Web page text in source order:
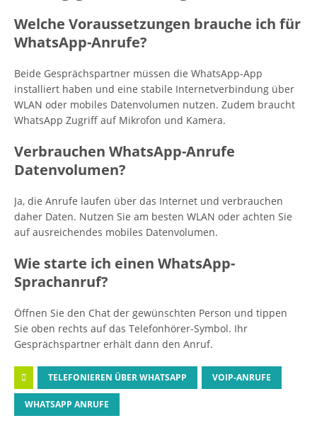
Welche Voraussetzungen brauche ich für
WhatsApp-Anrufe?
Beide Gesprächspartner müssen die WhatsApp-App
installiert haben und eine stabile Internetverbindung über
WLAN oder mobiles Datenvolumen nutzen. Zudem braucht
WhatsApp Zugriff auf Mikrofon und Kamera.
Verbrauchen WhatsApp-Anrufe
Datenvolumen?
Ja, die Anrufe laufen über das Internet und verbrauchen
daher Daten. Nutzen Sie am besten WLAN oder achten Sie
auf ausreichendes mobiles Datenvolumen.
Wie starte ich einen WhatsApp-
Sprachanruf?
Öffnen Sie den Chat der gewünschten Person und tippen
Sie oben rechts auf das Telefonhörer-Symbol. Ihr
Gesprächspartner erhält dann den Anruf.
TELEFONIEREN ÜBER WHATSAPP VOIP-ANRUFE
WHATSAPP ANRUFE